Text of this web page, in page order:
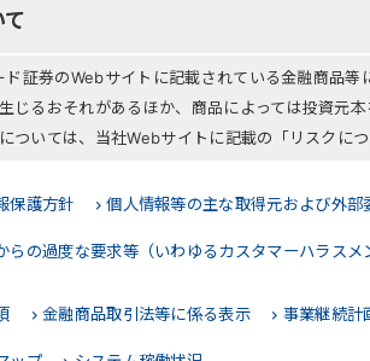
ド証券のWebサイトに記載されている金融商品
じるおそれがあるほか、商品によっては投資元
ついては、当社Webサイトに記載の「リスクに
保護方針 個人情報等の主な取得元および外部
らの過度な要求等（いわゆるカスタマーハラスメ
金融商品取引法等に係る表示 事業継続計